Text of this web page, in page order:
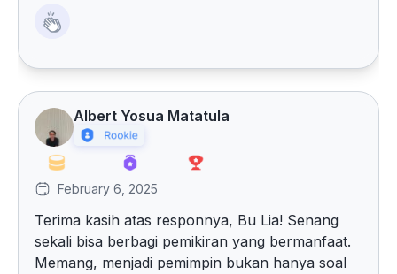
Albert Yosua Matatula
February 6, 2025
Terima kasih atas responnya, Bu Lia! Senang
sekali bisa berbagi pemikiran yang bermanfaat.
Memang, menjadi pemimpin bukan hanya soal